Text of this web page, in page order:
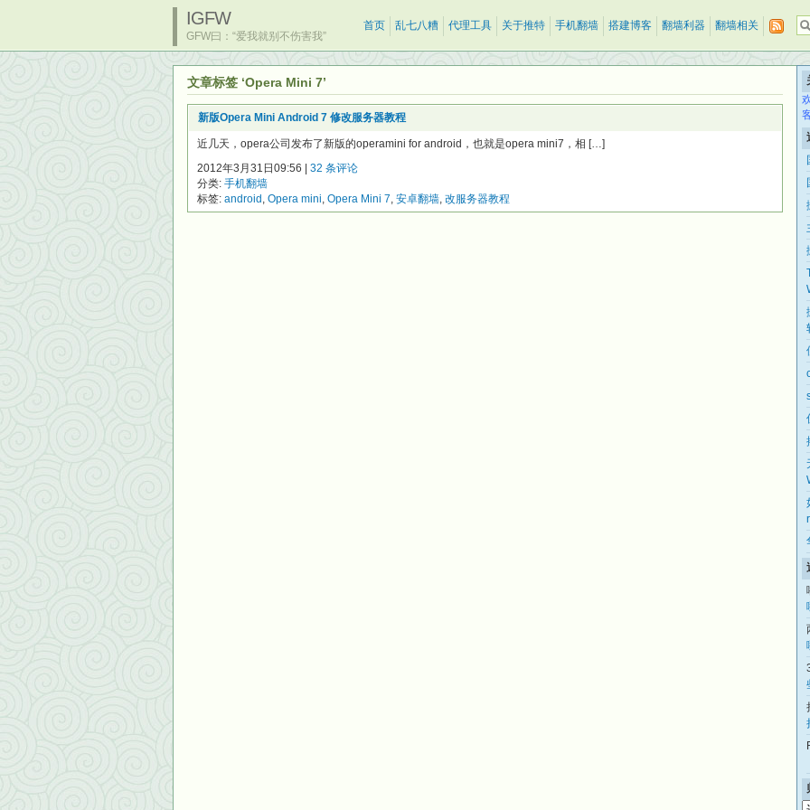
IGFW
GFW曰：“爱我就别不伤害我”
首页 乱七八糟 代理工具 关于推特 手机翻墙 搭建博客 翻墙利器 翻墙相关
文章标签 ‘Opera Mini 7’
新版Opera Mini Android 7 修改服务器教程
近几天，opera公司发布了新版的operamini for android，也就是opera mini7，相 […]
2012年3月31日09:56 | 32 条评论
分类: 手机翻墙
标签: android , Opera mini, Opera Mini 7, 安卓翻墙, 改服务器教程